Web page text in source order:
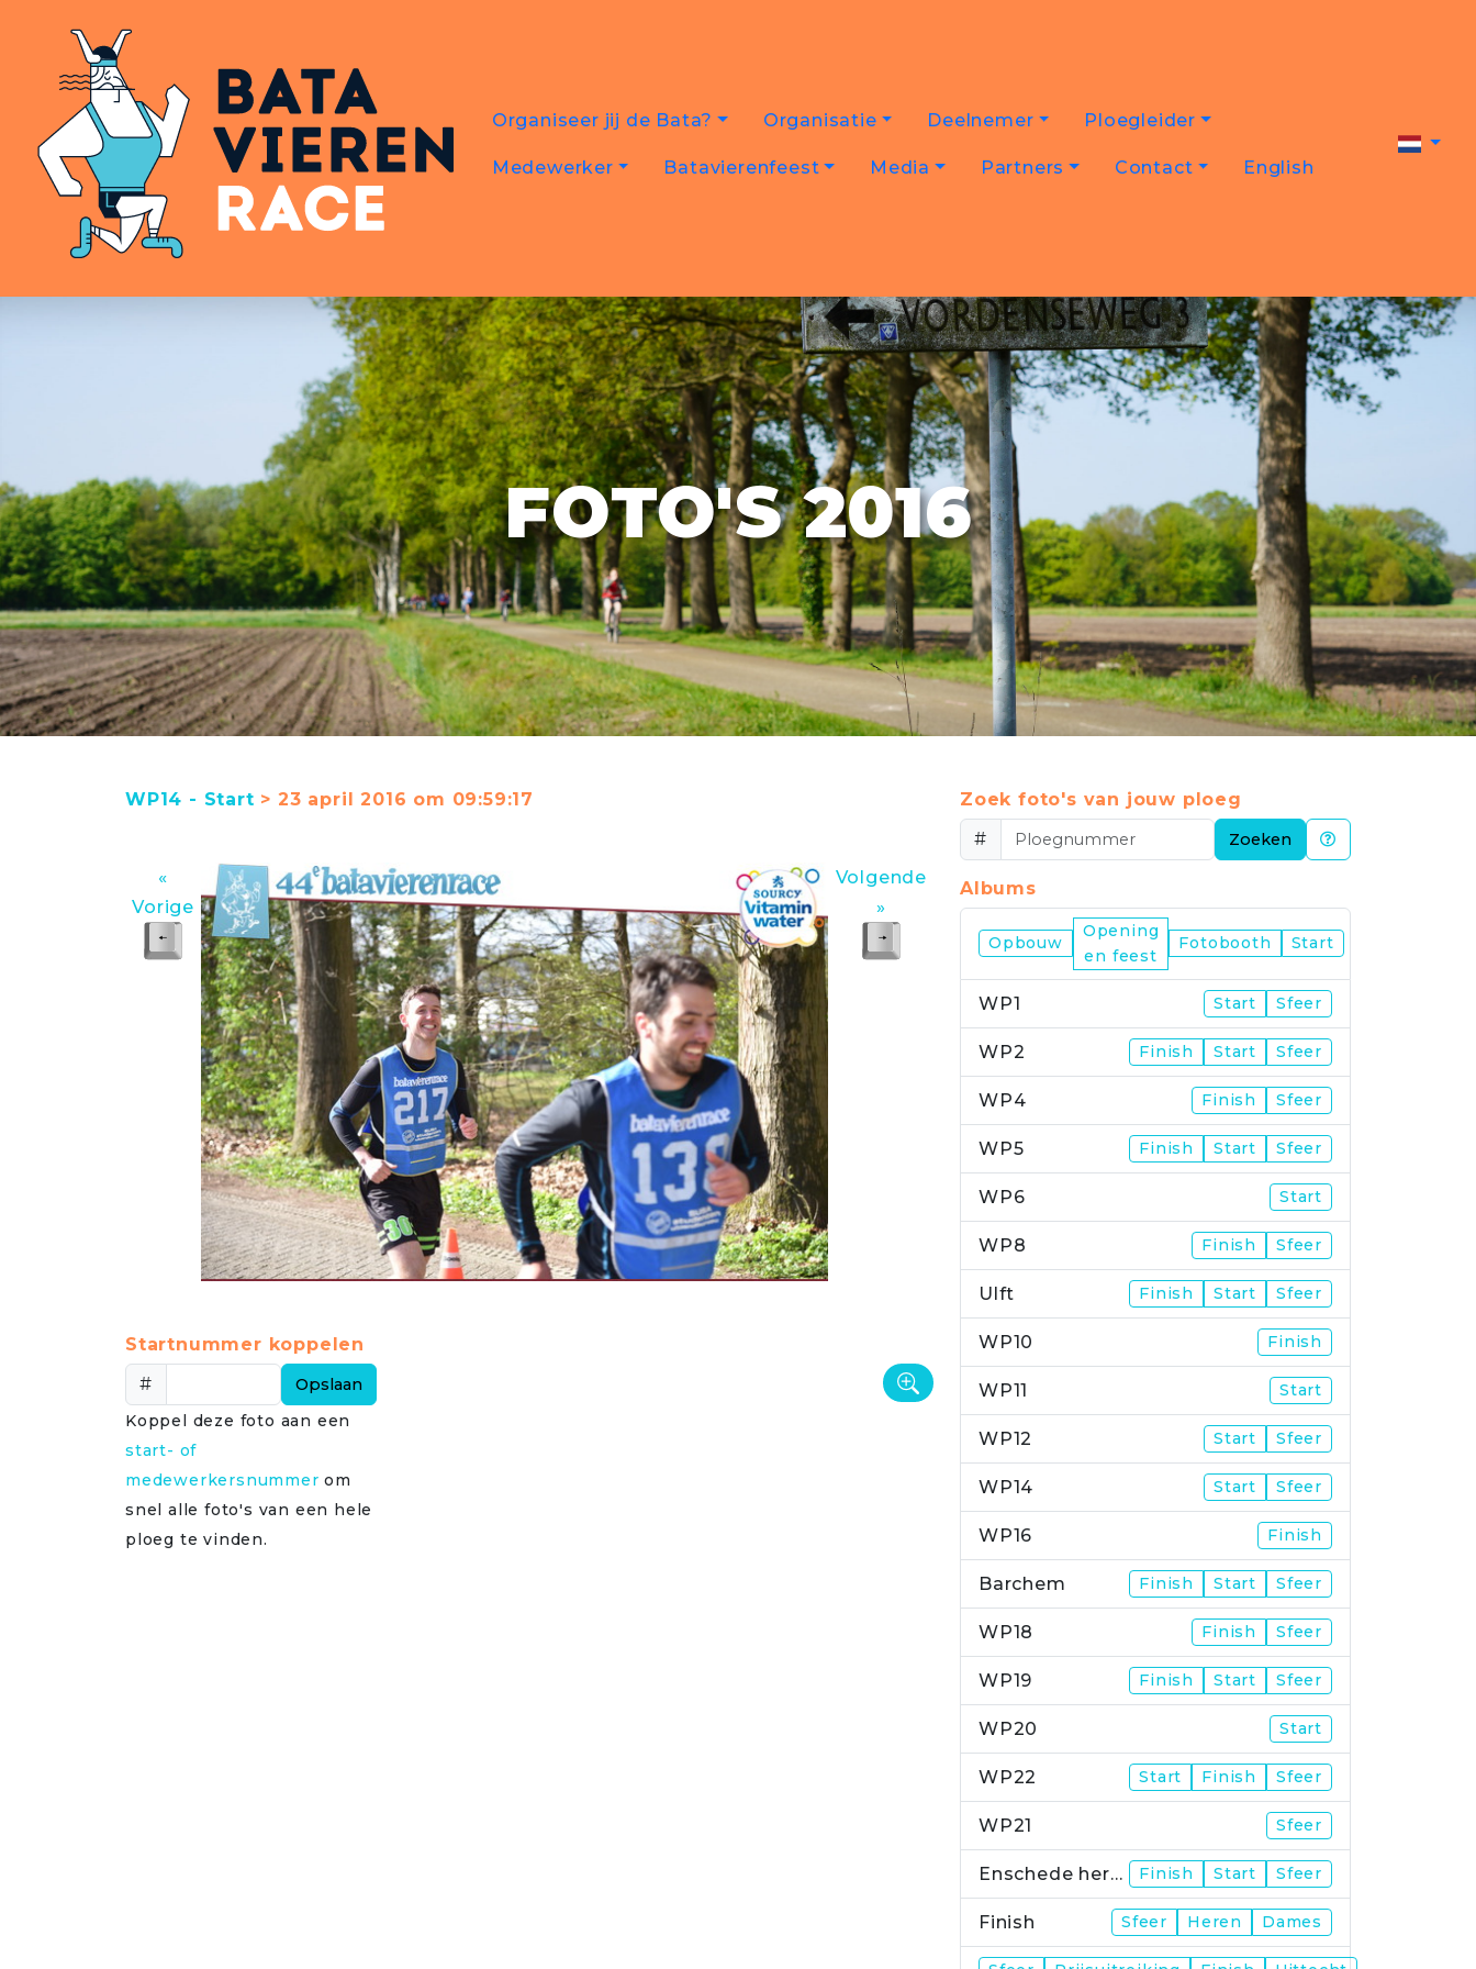
Organiseer jij de Bata? Organisatie Deelnemer Ploegleider
Medewerker Batavierenfeest Media Partners Contact English
FOTO'S 2016
WP14 - Start > 23 april 2016 om 09:59:17
«
Vorige
Volgende
»
Startnummer koppelen
#
Opslaan
Koppel deze foto aan een
start- of
medewerkersnummer om
snel alle foto's van een hele
ploeg te vinden.
Zoek foto's van jouw ploeg
#
Zoeken
Albums
Nijmegen
Opbouw
Opening
en feest
Fotobooth Start
WP1 Start Sfeer
WP2 Finish Start Sfeer
WP4 Finish Sfeer
WP5 Finish Start Sfeer
WP6 Start
WP8 Finish Sfeer
Ulft Finish Start Sfeer
WP10 Finish
WP11 Start
WP12 Start Sfeer
WP14 Start Sfeer
WP16 Finish
Barchem Finish Start Sfeer
WP18 Finish Sfeer
WP19 Finish Start Sfeer
WP20 Start
WP22 Start Finish Sfeer
WP21 Sfeer
Enschede herstart Finish Start Sfeer
Finish Sfeer Heren Dames